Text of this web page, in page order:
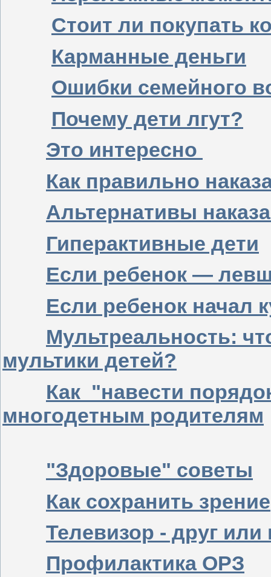
Стоит ли покупать
Карманные деньги
Ошибки семейного
Почему дети лгут?
Это интересно
Как правильно
Альтернативы
Гиперактивные дети
Если ребенок —
Если ребенок начал
Мультреальность:
мультики детей?
Как "навести
многодетным родителям
"Здоровые" советы
Как сохранить зрение
Телевизор - друг или
Профилактика ОРЗ